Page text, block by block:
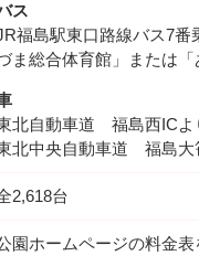
ス
福島駅東口路線バス7番
ま総合体育館」または
北自動車道 福島西ICよ
北中央自動車道 福島大
2,618台
園ホームページの料金